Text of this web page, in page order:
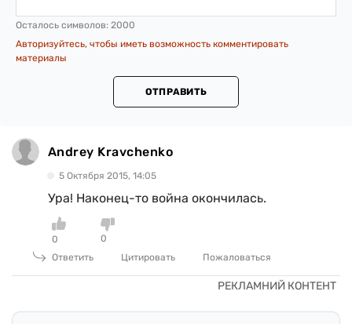
Осталось символов: 2000
Авторизуйтесь, чтобы иметь возможность комментировать
материалы
ОТПРАВИТЬ
Andrey Kravchenko
5 Октября 2015, 14:05
Ура! Наконец-то война окончилась.
0
0
Ответить
Цитировать Пожаловаться